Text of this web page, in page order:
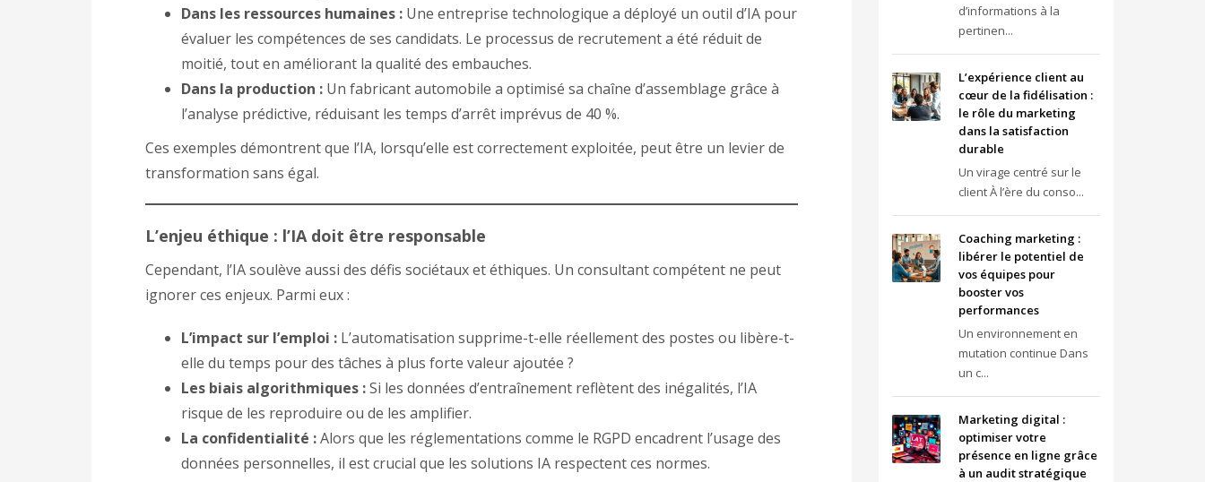
Dans les ressources humaines : Une entreprise technologique a déployé un outil d’IA pour
évaluer les compétences de ses candidats. Le processus de recrutement a été réduit de
moitié, tout en améliorant la qualité des embauches.
Dans la production : Un fabricant automobile a optimisé sa chaîne d’assemblage grâce à
l’analyse prédictive, réduisant les temps d’arrêt imprévus de 40 %.
Ces exemples démontrent que l’IA, lorsqu’elle est correctement exploitée, peut être un levier de
transformation sans égal.
L’enjeu éthique : l’IA doit être responsable
Cependant, l’IA soulève aussi des défis sociétaux et éthiques. Un consultant compétent ne peut
ignorer ces enjeux. Parmi eux :
L’impact sur l’emploi : L’automatisation supprime-t-elle réellement des postes ou libère-t-
elle du temps pour des tâches à plus forte valeur ajoutée ?
Les biais algorithmiques :Si les données d’entraînement reflètent des inégalités, l’IA
risque de les reproduire ou de les amplifier.
La confidentialité :Alors que les réglementations comme le RGPD encadrent l’usage des
données personnelles, il est crucial que les solutions IA respectent ces normes.
d’informations à la
pertinen...
L’expérience client au
cœur de la fidélisation :
le rôle du marketing
dans la satisfaction
durable
Un virage centré sur le
client À l’ère du conso...
Coaching marketing :
libérer le potentiel de
vos équipes pour
booster vos
performances
Un environnement en
mutation continue Dans
un c...
Marketing digital :
optimiser votre
présence en ligne grâce
à un audit stratégique